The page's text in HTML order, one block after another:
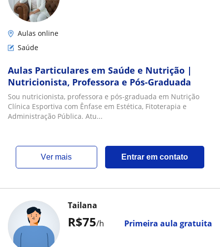
Aulas online
Saúde
Aulas Particulares em Saúde e Nutrição |
Nutricionista, Professora e Pós-Graduada
Sou nutricionista, professora e pós-graduada em Nutrição
Clínica Esportiva com Ênfase em Estética, Fitoterapia e
Administração Pública. Atu...
ver mais Entrar em contato
R$75/h Primeira aula gratuita
Tailana